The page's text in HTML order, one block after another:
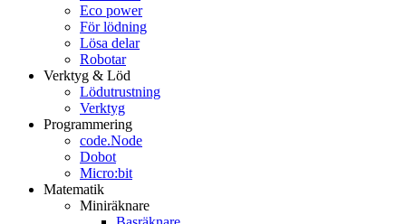
Eco power
För lödning
Lösa delar
Robotar
Verktyg & Löd
Lödutrustning
Verktyg
Programmering
code.Node
Dobot
Micro:bit
Matematik
Miniräknare